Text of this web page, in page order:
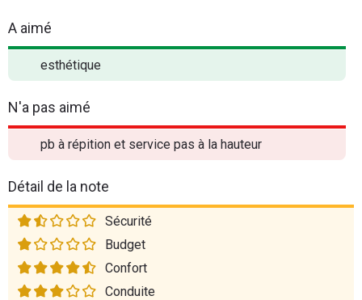
A aimé
esthétique
N'a pas aimé
pb à répition et service pas à la hauteur
Détail de la note
Sécurité
Budget
Confort
Conduite